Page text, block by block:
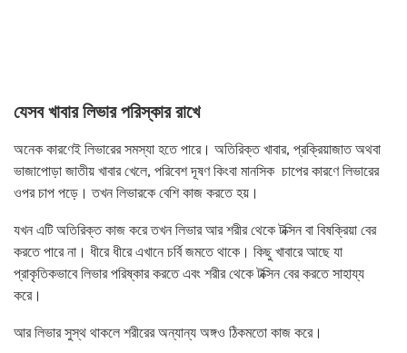
যেসব খাবার লিভার পরিস্কার রাখে
অনেক কারণেই লিভারের সমস্যা হতে পারে। অতিরিক্ত খাবার, প্রক্রিয়াজাত অথবা
ভাজাপোড়া জাতীয় খাবার খেলে, পরিবেশ দূষণ কিংবা মানসিক চাপের কারণে লিভারের
ওপর চাপ পড়ে। তখন লিভারকে বেশি কাজ করতে হয়।
যখন এটি অতিরিক্ত কাজ করে তখন লিভার আর শরীর থেকে টক্সিন বা বিষক্রিয়া বের
করতে পারে না। ধীরে ধীরে এখানে চর্বি জমতে থাকে। কিছু খাবারে আছে যা
প্রাকৃতিকভাবে লিভার পরিষ্কার করতে এবং শরীর থেকে টক্সিন বের করতে সাহায্য
করে।
আর লিভার সুস্থ থাকলে শরীরের অন্যান্য অঙ্গও ঠিকমতো কাজ করে।